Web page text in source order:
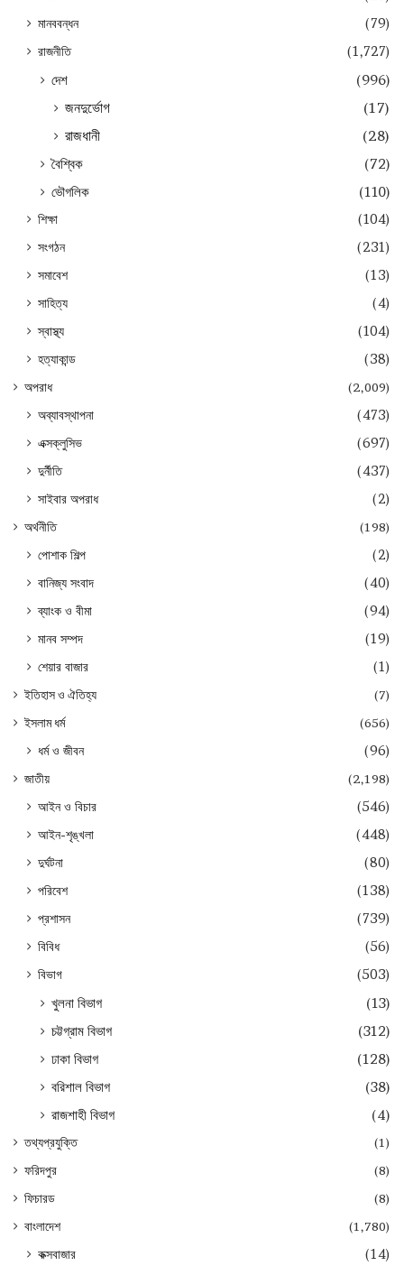
মানববন্ধন
(79)
রাজনীতি
(1,727)
দেশ
(996)
জনদুর্ভোগ
(17)
রাজধানী
(28)
বৈশ্বিক
(72)
ভৌগলিক
(110)
শিক্ষা
(104)
সংগঠন
(231)
সমাবেশ
(13)
সাহিত্য
(4)
স্বাস্থ্য
(104)
হত্যাকান্ড
(38)
অপরাধ (2,009)
অব্যাবস্থাপনা
(473)
এক্সক্লুসিভ
(697)
দুর্নীতি
(437)
সাইবার অপরাধ
(2)
অর্থনীতি (198)
পোশাক শিল্প
(2)
বানিজ্য সংবাদ
(40)
ব্যাংক ও বীমা
(94)
মানব সম্পদ
(19)
শেয়ার বাজার
(1)
ইতিহাস ও ঐতিহ্য
(7)
ইসলাম ধর্ম
(656)
ধর্ম ও জীবন (96)
জাতীয় (2,198)
আইন ও বিচার
(546)
আইন-শৃঙ্খলা
(448)
দুর্ঘটনা
(80)
পরিবেশ
(138)
প্রশাসন
(739)
বিবিধ
(56)
বিভাগ
(503)
খুলনা বিভাগ
(13)
চট্টগ্রাম বিভাগ
(312)
ঢাকা বিভাগ
(128)
বরিশাল বিভাগ
(38)
রাজশাহী বিভাগ
(4)
তথ্যপ্রযুক্তি
(1)
ফরিদপুর
(8)
ফিচারড
(8)
বাংলাদেশ
(1,780)
কক্সবাজার (14)